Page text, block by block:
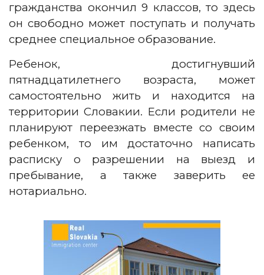
гражданства окончил 9 классов, то здесь
он свободно может поступать и получать
среднее специальное образование.
Ребенок, достигнувший
пятнадцатилетнего возраста, может
самостоятельно жить и находится на
территории Словакии. Если родители не
планируют переезжать вместе со своим
ребенком, то им достаточно написать
расписку о разрешении на выезд и
пребывание, а также заверить ее
нотариально.